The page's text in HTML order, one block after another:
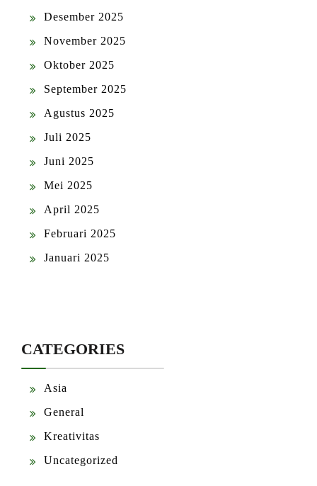
Desember 2025
November 2025
Oktober 2025
September 2025
Agustus 2025
Juli 2025
Juni 2025
Mei 2025
April 2025
Februari 2025
Januari 2025
CATEGORIES
Asia
General
Kreativitas
Uncategorized